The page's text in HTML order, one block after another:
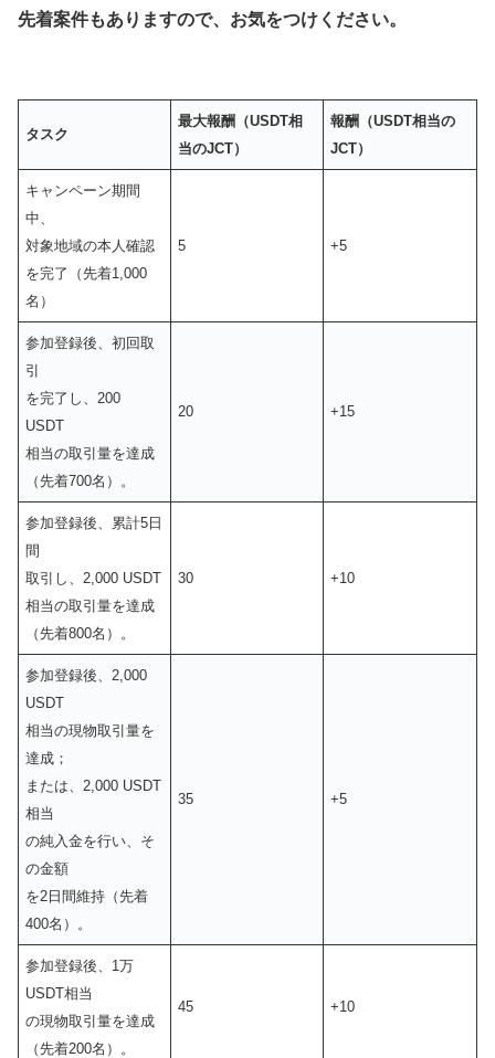
先着案件もありますので、お気をつけください。
タスク
最大報酬 （USDT相
当のJCT）
報酬 （USDT相当の
JCT）
キャンペーン期間
中、
対象地域の本人確認
を完了（先着1,000
名）
5 +5
参加登録後、初回取
引
を完了し、200
USDT
相当の取引量を達成
（先着700名）。
20 +15
参加登録後、累計5日
間
取引し、2,000 USDT
相当の取引量を達成
（先着800名）。
30 +10
参加登録後、2,000
USDT
相当の現物取引量を
達成；
または、2,000 USDT
相当
の純入金を行い、そ
の金額
を2日間維持（先着
400名）。
35 +5
参加登録後、1万
USDT相当
の現物取引量を達成
（先着200名）。
45 +10